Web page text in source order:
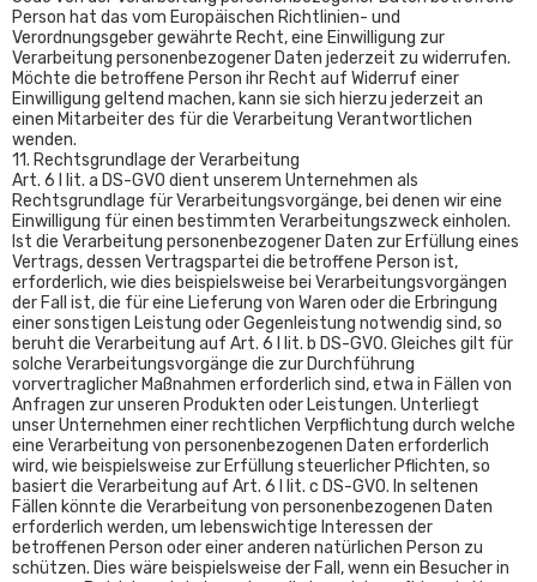
Person hat das vom Europäischen Richtlinien- und
Verordnungsgeber gewährte Recht, eine Einwilligung zur
Verarbeitung personenbezogener Daten jederzeit zu widerrufen.
Möchte die betroffene Person ihr Recht auf Widerruf einer
Einwilligung geltend machen, kann sie sich hierzu jederzeit an
einen Mitarbeiter des für die Verarbeitung Verantwortlichen
wenden.
11. Rechtsgrundlage der Verarbeitung
Art. 6 I lit. a DS-GVO dient unserem Unternehmen als
Rechtsgrundlage für Verarbeitungsvorgänge, bei denen wir eine
Einwilligung für einen bestimmten Verarbeitungszweck einholen.
Ist die Verarbeitung personenbezogener Daten zur Erfüllung eines
Vertrags, dessen Vertragspartei die betroffene Person ist,
erforderlich, wie dies beispielsweise bei Verarbeitungsvorgängen
der Fall ist, die für eine Lieferung von Waren oder die Erbringung
einer sonstigen Leistung oder Gegenleistung notwendig sind, so
beruht die Verarbeitung auf Art. 6 I lit. b DS-GVO. Gleiches gilt für
solche Verarbeitungsvorgänge die zur Durchführung
vorvertraglicher Maßnahmen erforderlich sind, etwa in Fällen von
Anfragen zur unseren Produkten oder Leistungen. Unterliegt
unser Unternehmen einer rechtlichen Verpflichtung durch welche
eine Verarbeitung von personenbezogenen Daten erforderlich
wird, wie beispielsweise zur Erfüllung steuerlicher Pflichten, so
basiert die Verarbeitung auf Art. 6 I lit. c DS-GVO. In seltenen
Fällen könnte die Verarbeitung von personenbezogenen Daten
erforderlich werden, um lebenswichtige Interessen der
betroffenen Person oder einer anderen natürlichen Person zu
schützen. Dies wäre beispielsweise der Fall, wenn ein Besucher in